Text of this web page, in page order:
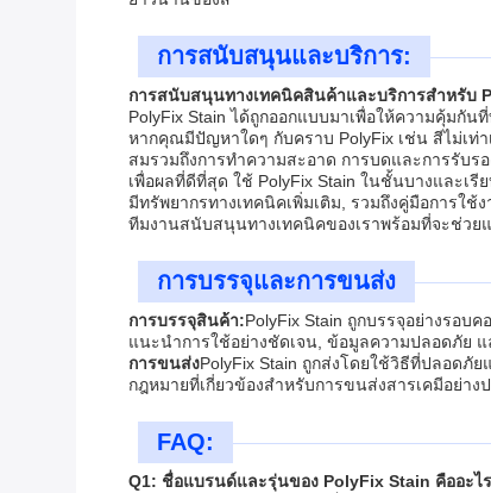
การสนับสนุนและบริการ:
การสนับสนุนทางเทคนิคสินค้าและบริการสําหรับ
PolyFix Stain ได้ถูกออกแบบมาเพื่อให้ความคุ้ม
หากคุณมีปัญหาใดๆ กับคราบ PolyFix เช่น สีไม่เท่
สมรวมถึงการทําความสะอาด การบดและการรับร
เพื่อผลที่ดีที่สุด ใช้ PolyFix Stain ในชั้นบางและเรี
มีทรัพยากรทางเทคนิคเพิ่มเติม, รวมถึงคู่มือการใ
ทีมงานสนับสนุนทางเทคนิคของเราพร้อมที่จะช่วย
การบรรจุและการขนส่ง
การบรรจุสินค้า:PolyFix Stain ถูกบรรจุอย่างรอ
แนะนําการใช้อย่างชัดเจน, ข้อมูลความปลอดภัย แ
การขนส่งPolyFix Stain ถูกส่งโดยใช้วิธีที่ปลอด
กฎหมายที่เกี่ยวข้องสําหรับการขนส่งสารเคมีอย่าง
FAQ:
Q1: ชื่อแบรนด์และรุ่นของ PolyFix Stain คืออะไ